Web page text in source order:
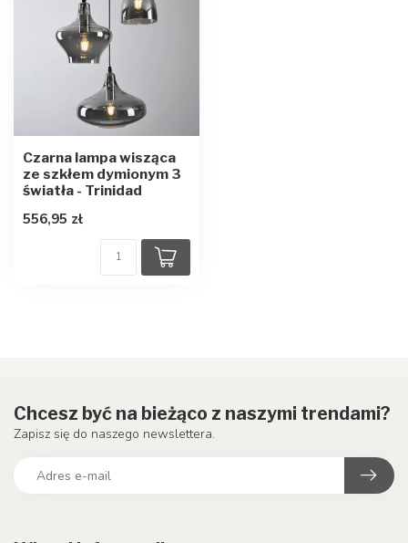
Czarna lampa wisząca
ze szkłem dymionym 3
światła - Trinidad
556,95 zł
Chcesz być na bieżąco z naszymi trendami?
Zapisz się do naszego newslettera.